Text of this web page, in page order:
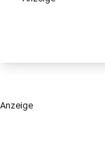
Anzeige